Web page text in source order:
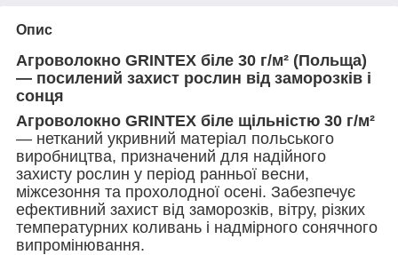
Опис
Агроволокно GRINTEX біле 30 г/м² (Польща)
— посилений захист рослин від заморозків і
сонця
Агроволокно GRINTEX біле щільністю 30 г/м²
— нетканий укривний матеріал польського
виробництва, призначений для надійного
захисту рослин у період ранньої весни,
міжсезоння та прохолодної осені. Забезпечує
ефективний захист від заморозків, вітру, різких
температурних коливань і надмірного сонячного
випромінювання.